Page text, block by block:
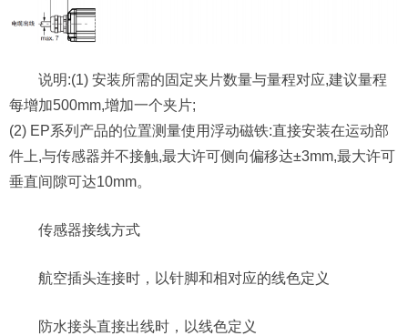
说明:(1) 安装所需的固定夹片数量与量程对应,建议量程
每增加500mm,增加一个夹片;
(2) EP系列产品的位置测量使用浮动磁铁:直接安装在运动部
件上,与传感器并不接触,最大许可侧向偏移达±3mm,最大许可
垂直间隙可达10mm。
传感器接线方式
航空插头连接时，以针脚和相对应的线色定义
防水接头直接出线时，以线色定义